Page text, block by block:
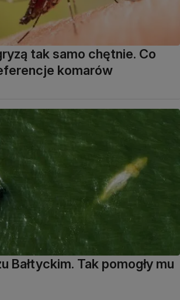
tak samo chętnie. Co
komarów
Bałtyckim. Tak pomogły mu